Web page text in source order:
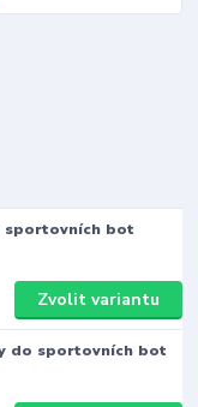
sportovních bot
Zvolit variantu
do sportovních bot